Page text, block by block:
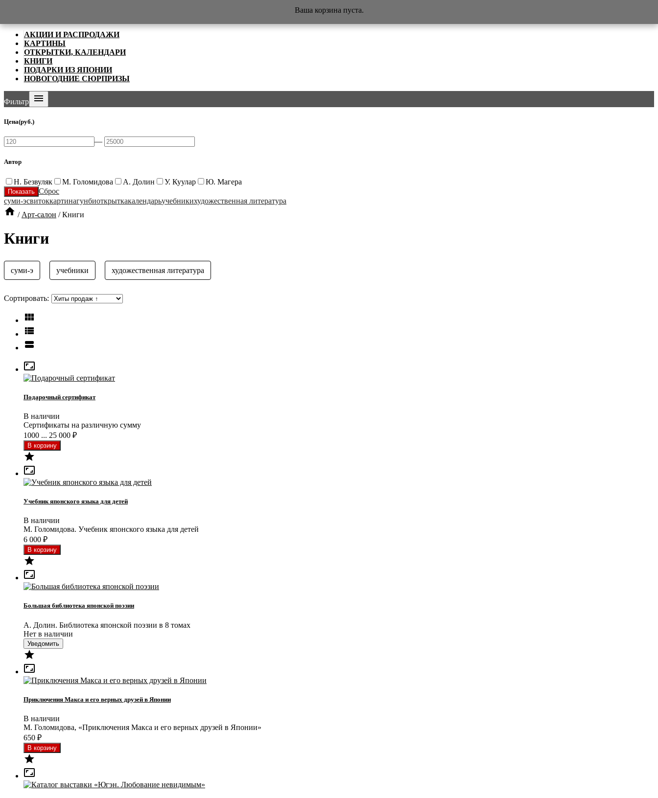
АКЦИИ И РАСПРОДАЖИ
КАРТИНЫ
ОТКРЫТКИ, КАЛЕНДАРИ
КНИГИ
ПОДАРКИ ИЗ ЯПОНИИ
НОВОГОДНИЕ СЮРПРИЗЫ
Фильтр 
Цена(руб.)
—
Автор
Н. Безвуляк М. Голомидова А. Долин У. Куулар
Ю. Магера
Сброс
суми-эсвитоккартинагунбиоткрыткакалендарьучебникихудожественная литература
 / Арт-салон /Книги
Книги
суми-э учебники художественная литература
Сортировать:




Подарочный сертификат
В наличии
Сертификаты на различную сумму
1000 ... 25 000 ₽


Учебник японского языка для детей
В наличии
М. Голомидова. Учебник японского языка для детей
6 000 ₽


Большая библиотека японской поэзии
А. Долин. Библиотека японской поэзии в 8 томах
Нет в наличии
Уведомить


Приключения Макса и его верных друзей в Японии
В наличии
М. Голомидова, «Приключения Макса и его верных друзей в Японии»
650 ₽


Ваша корзина пуста.